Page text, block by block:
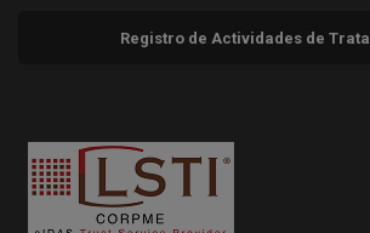
Registro de Actividades de